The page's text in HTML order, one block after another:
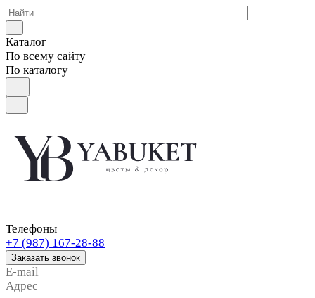
Каталог
По всему сайту
По каталогу
Телефоны
+7 (987) 167-28-88
Заказать звонок
E-mail
Адрес